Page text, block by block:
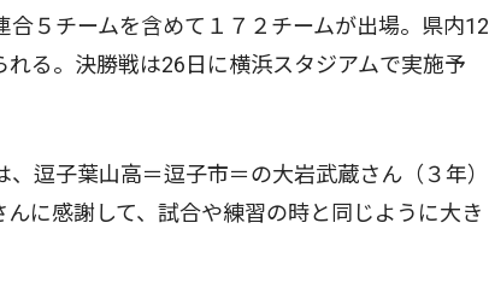
５チームを含めて１７２チームが出場。県内12
る。決勝戦は26日に横浜スタジアムで実施予
逗子葉山高＝逗子市＝の大岩武蔵さん（３年）
に感謝して、試合や練習の時と同じように大き